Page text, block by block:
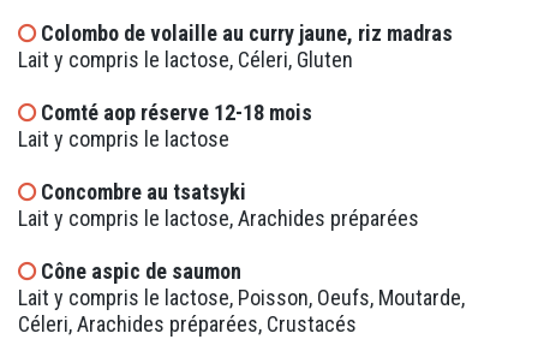
Colombo de volaille au curry jaune, riz madras
Lait y compris le lactose, Céleri, Gluten
Comté aop réserve 12-18 mois
Lait y compris le lactose
Concombre au tsatsyki
Lait y compris le lactose, Arachides préparées
Cône aspic de saumon
Lait y compris le lactose, Poisson, Oeufs, Moutarde,
Céleri, Arachides préparées, Crustacés